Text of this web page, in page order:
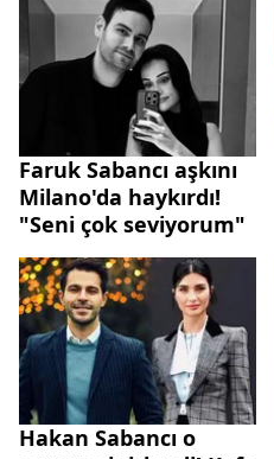
Faruk Sabancı aşkını
Milano'da haykırdı!
"Seni çok seviyorum"
Hakan Sabancı o